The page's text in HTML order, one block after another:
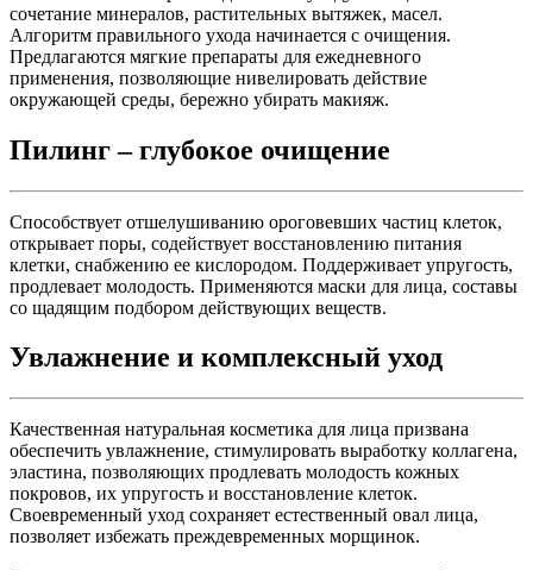
сочетание минералов, растительных вытяжек, масел.
Алгоритм правильного ухода начинается с очищения.
Предлагаются мягкие препараты для ежедневного
применения, позволяющие нивелировать действие
окружающей среды, бережно убирать макияж.
Пилинг – глубокое очищение
Способствует отшелушиванию ороговевших частиц клеток,
открывает поры, содействует восстановлению питания
клетки, снабжению ее кислородом. Поддерживает упругость,
продлевает молодость. Применяются маски для лица, составы
со щадящим подбором действующих веществ.
Увлажнение и комплексный уход
Качественная натуральная косметика для лица призвана
обеспечить увлажнение, стимулировать выработку коллагена,
эластина, позволяющих продлевать молодость кожных
покровов, их упругость и восстановление клеток.
Своевременный уход сохраняет естественный овал лица,
позволяет избежать преждевременных морщинок.